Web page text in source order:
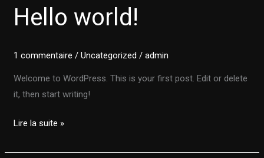
Hello world!
1 commentaire /Uncategorized /admin
Welcome to WordPress. This is your first post. Edit or delete
it, then start writing!
Hello
world!
Lire la suite »